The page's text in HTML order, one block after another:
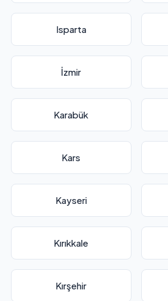
Isparta
İzmir
Karabük
Kars
Kayseri
Kırıkkale
Kırşehir